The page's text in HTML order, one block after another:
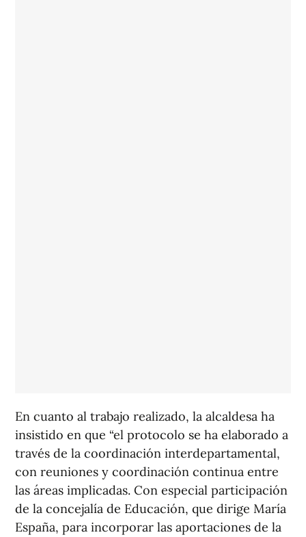
En cuanto al trabajo realizado, la alcaldesa ha
insistido en que “el protocolo se ha elaborado a
través de la coordinación interdepartamental,
con reuniones y coordinación continua entre
las áreas implicadas. Con especial participación
de la concejalía de Educación, que dirige María
España, para incorporar las aportaciones de la